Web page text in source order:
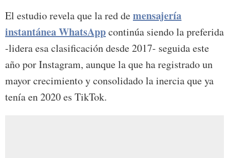
El estudio revela que la red demensajería
instantánea WhatsAppcontinúa siendo la preferida
-lidera esa clasificación desde 2017- seguida este
año por Instagram, aunque la que ha registrado un
mayor crecimiento y consolidado la inercia que ya
tenía en 2020 es TikTok.